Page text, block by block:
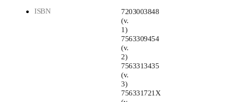
ISBN
7203003848
(v.
1)
7563309454
(v.
2)
7563313435
(v.
3)
756331721X